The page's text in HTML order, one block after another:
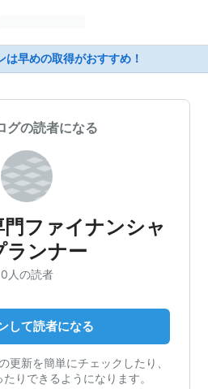
は早めの取得がおすすめ！
グの読者になる
ファイナンシャ
ランナー
0人の読者
して読者になる
更新を簡単にチェックしたり、
りできるようになります。